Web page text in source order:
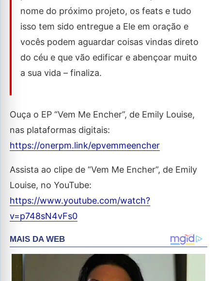
nome do próximo projeto, os feats e tudo
isso tem sido entregue a Ele em oração e
vocês podem aguardar coisas vindas direto
do céu e que vão edificar e abençoar muito
a sua vida – finaliza.
Ouça o EP “Vem Me Encher”, de Emily Louise,
nas plataformas digitais:
https://onerpm.link/epvemmeencher
Assista ao clipe de “Vem Me Encher”, de Emily
Louise, no YouTube:
https://www.youtube.com/watch?
v=p748sN4vFs0